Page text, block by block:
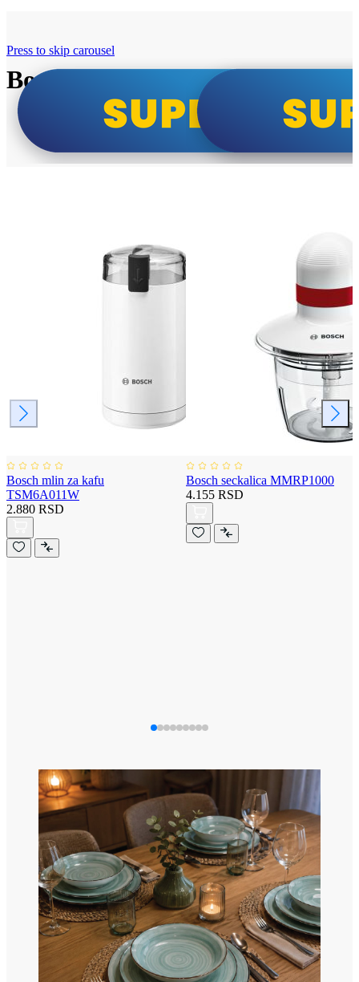
Bosch super cene
Press to skip carousel
Bosch mlin za kafu
TSM6A011W
2.880 RSD
Bosch seckalica MMRP1000
4.155 RSD